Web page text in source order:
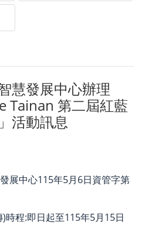
展協會
群
慧發展中心辦理
Tainan 第二屆紅藍
活動訊息
展中心115年5月6日資管字第
時程:即日起至115年5月15日